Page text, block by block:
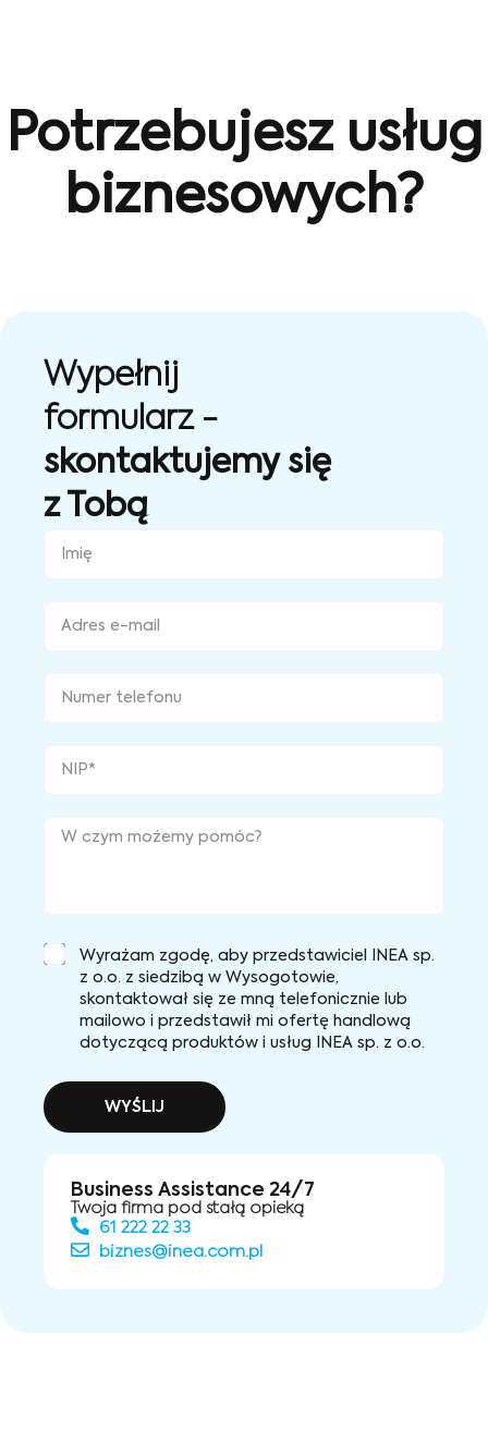
Potrzebujesz usług
biznesowych?
Wypełnij
formularz -
skontaktujemy się
z Tobą
Wyrażam zgodę, aby przedstawiciel INEA sp.
z o.o. z siedzibą w Wysogotowie,
skontaktował się ze mną telefonicznie lub
mailowo i przedstawił mi ofertę handlową
dotyczącą produktów i usług INEA sp. z o.o.
WYŚLIJ
Business Assistance 24/7
Twoja firma pod stałą opieką
61 222 22 33
biznes@inea.com.pl